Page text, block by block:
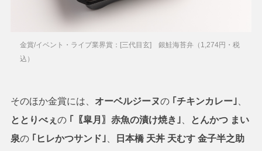
金賞/イベント・ライブ業界賞：[三代目玄] 銀鮭海苔弁（1,274円・税
込）
そのほか金賞には、 オーベルジーヌの ｢チキンカレー｣
ととりべぇ の ｢〖皐月〗赤魚の漬け焼き｣
とんかつ まい
泉の ｢ヒレかつサンド｣
日本橋 天丼 天むす 金子半之助